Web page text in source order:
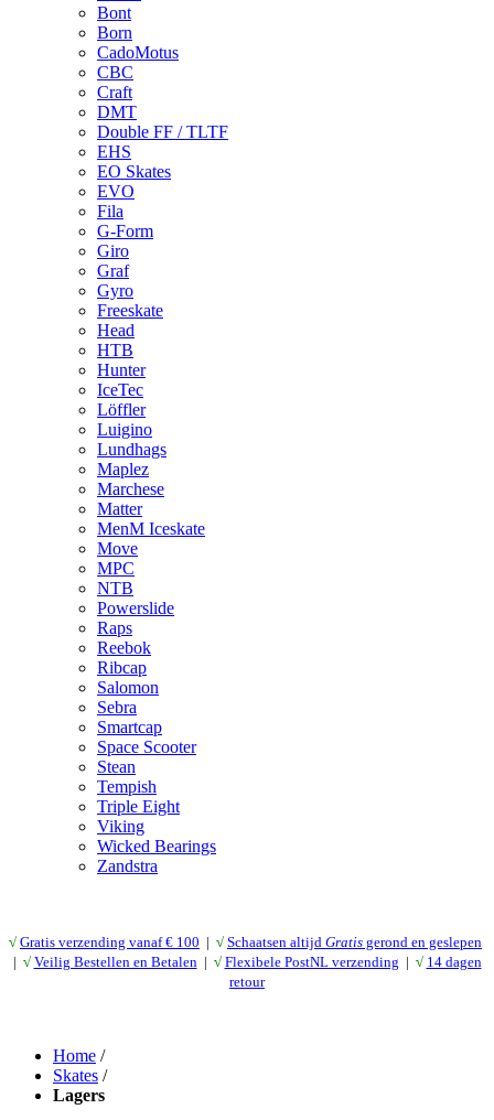
Bont
Born
CadoMotus
CBC
Craft
DMT
Double FF / TLTF
EHS
EO Skates
EVO
Fila
G-Form
Giro
Graf
Gyro
Freeskate
Head
HTB
Hunter
IceTec
Löffler
Luigino
Lundhags
Maplez
Marchese
Matter
MenM Iceskate
Move
MPC
NTB
Powerslide
Raps
Reebok
Ribcap
Salomon
Sebra
Smartcap
Space Scooter
Stean
Tempish
Triple Eight
Viking
Wicked Bearings
Zandstra
√ Gratis verzending vanaf € 100 | √ Schaatsen altijd Gratis gerond en geslepen
| √ Veilig Bestellen en Betalen | √ Flexibele PostNL verzending | √ 14 dagen
retour
Home /
Skates /
Lagers